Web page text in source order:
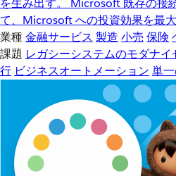
を生み出す。
Microsoft 既存の接
て、Microsoft への投資効果を最大
業種金融サービス 製造 小売 保険
課題 レガシーシステムのモダナイ
行 ビジネスオートメーション 単